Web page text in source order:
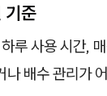
기준
루 사용 시간,
배수 관리가